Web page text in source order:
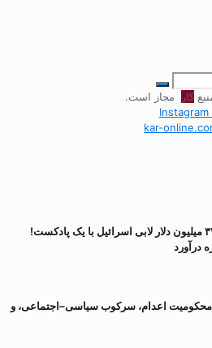
کار
مجاز است.
Instagram
طوفان سوسیالیست‌ها: شکست ۳۲ میلیون دلار لابی اسرائیل با یک پادکست!
درآورد
محکومیت اعدام، سرکوب سیاسی–اجتماعی، و